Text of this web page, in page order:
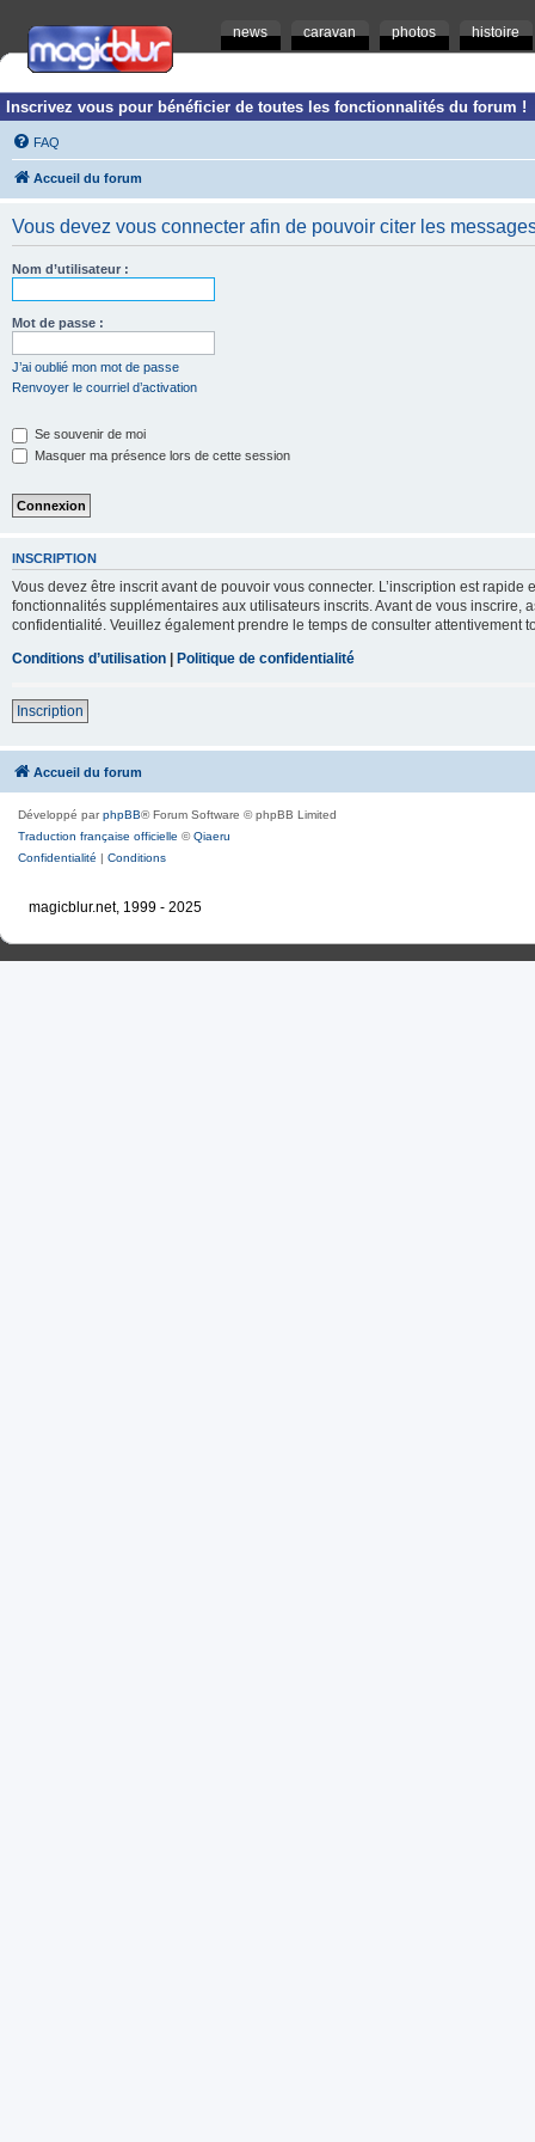
news caravan photos histoire
Inscrivez vous pour bénéficier de toutes les fonctionnalités du forum !
FAQ
Accueil du forum
Vous devez vous connecter afin de pouvoir citer les
Nom d’utilisateur :
Mot de passe :
J’ai oublié mon mot de passe
Renvoyer le courriel d’activation
Se souvenir de moi
Masquer ma présence lors de cette session
INSCRIPTION
Vous devez être inscrit avant de pouvoir vous connecter. L’inscription est
fonctionnalités supplémentaires aux utilisateurs inscrits. Avant de vous inscrire,
confidentialité. Veuillez également prendre le temps de consulter attentivement
Conditions d’utilisation | Politique de confidentialité
Inscription
Accueil du forum
Développé parphpBB® Forum Software © phpBB Limited
Traduction française officielle ©Qiaeru
Confidentialité | Conditions
magicblur.net, 1999 - 2025